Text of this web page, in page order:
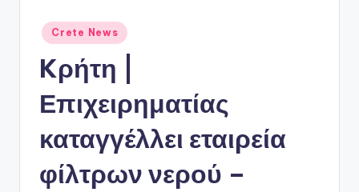
Αναρτήθηκε
σε
Crete News
Kρήτη |
Επιχειρηματίας
καταγγέλλει εταιρεία
φίλτρων νερού –